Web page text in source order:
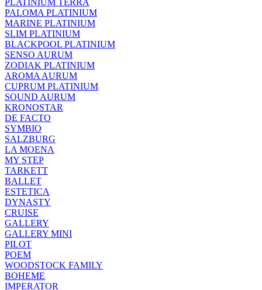
PLATINIUM TERRA
PALOMA PLATINIUM
MARINE PLATINIUM
SLIM PLATINIUM
BLACKPOOL PLATINIUM
SENSO AURUM
ZODIAK PLATINIUM
AROMA AURUM
CUPRUM PLATINIUM
SOUND AURUM
KRONOSTAR
DE FACTO
SYMBIO
SALZBURG
LA MOENA
MY STEP
TARKETT
BALLET
ESTETICA
DYNASTY
CRUISE
GALLERY
GALLERY MINI
PILOT
POEM
WOODSTOCK FAMILY
BOHEME
IMPERATOR